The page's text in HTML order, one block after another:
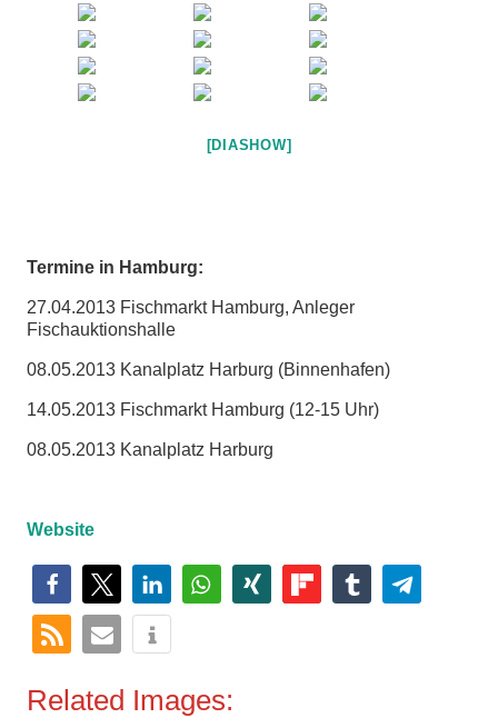
[DIASHOW]
Termine in Hamburg:
27.04.2013 Fischmarkt Hamburg, Anleger
Fischauktionshalle
08.05.2013 Kanalplatz Harburg (Binnenhafen)
14.05.2013 Fischmarkt Hamburg (12-15 Uhr)
08.05.2013 Kanalplatz Harburg
Website
Related Images: